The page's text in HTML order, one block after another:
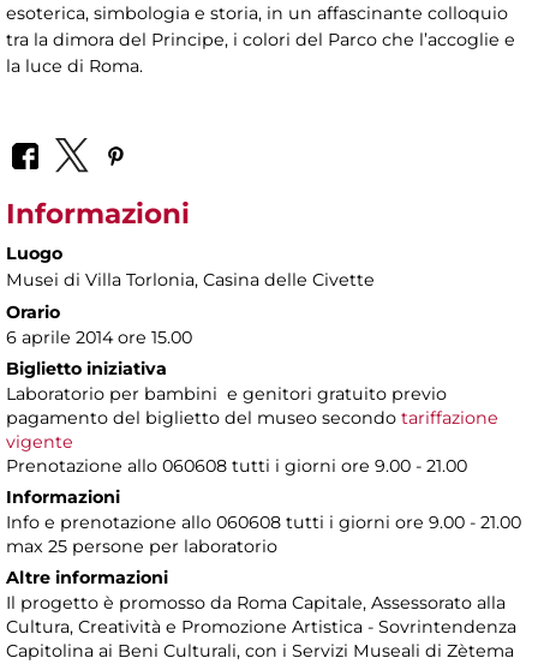
esoterica, simbologia e storia, in un affascinante colloquio
tra la dimora del Principe, i colori del Parco che l’accoglie e
la luce di Roma.
Informazioni
Luogo
Musei di Villa Torlonia, Casina delle Civette
Orario
6 aprile 2014 ore 15.00
Biglietto iniziativa
Laboratorio per bambini e genitori gratuito previo
pagamento del biglietto del museo secondo tariffazione
vigente
Prenotazione allo 060608 tutti i giorni ore 9.00 - 21.00
Informazioni
Info e prenotazione allo 060608 tutti i giorni ore 9.00 - 21.00
max 25 persone per laboratorio
Altre informazioni
Il progetto è promosso da Roma Capitale, Assessorato alla
Cultura, Creatività e Promozione Artistica - Sovrintendenza
Capitolina ai Beni Culturali, con i Servizi Museali di Zètema